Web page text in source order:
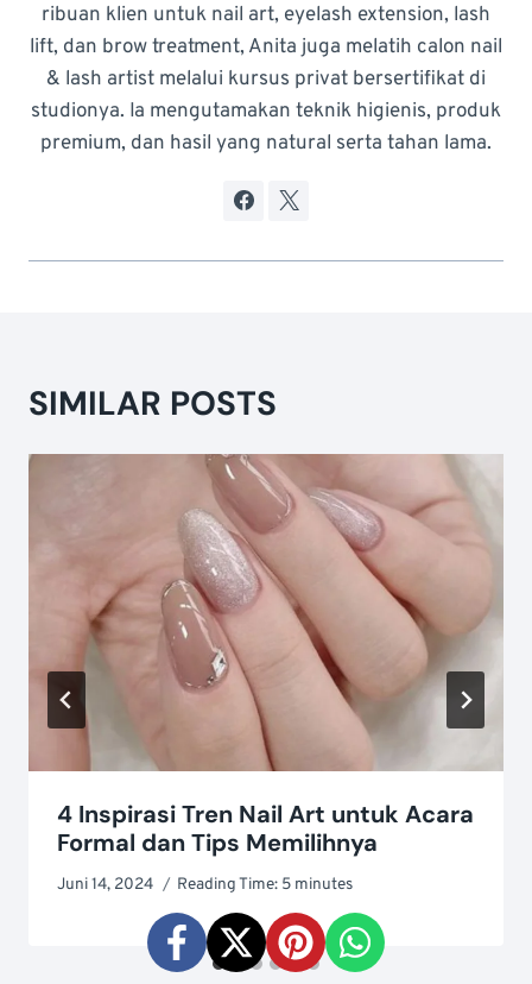
ribuan klien untuk nail art, eyelash extension, lash
lift, dan brow treatment, Anita juga melatih calon nail
& lash artist melalui kursus privat bersertifikat di
studionya. Ia mengutamakan teknik higienis, produk
premium, dan hasil yang natural serta tahan lama.
SIMILAR POSTS
4 Inspirasi Tren Nail Art untuk Acara
Formal dan Tips Memilihnya
Juni 14, 2024 Reading Time: 5 minutes